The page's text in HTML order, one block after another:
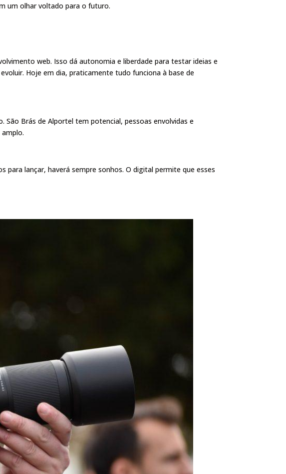
um olhar voltado para o futuro.
web. Isso dá autonomia e liberdade para testar ideias e
Hoje em dia, praticamente tudo funciona à base de
São Brás de Alportel tem potencial, pessoas envolvidas e
para lançar, haverá sempre sonhos. O digital permite que esses